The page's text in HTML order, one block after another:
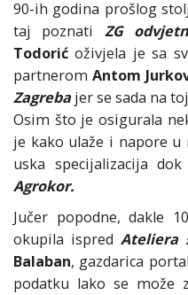
90-ih godina prošlog
taj poznati
ZG
Todorić oživjela je sa
partnerom Antom
Zagrebajer se sada na
Osim što je osigurala
je kako ulaže i napore
uska specijalizacija
Agrokor.
Jučer popodne, dakle
okupila ispred Ateliera
Balaban, gazdarica
podatku lako se može